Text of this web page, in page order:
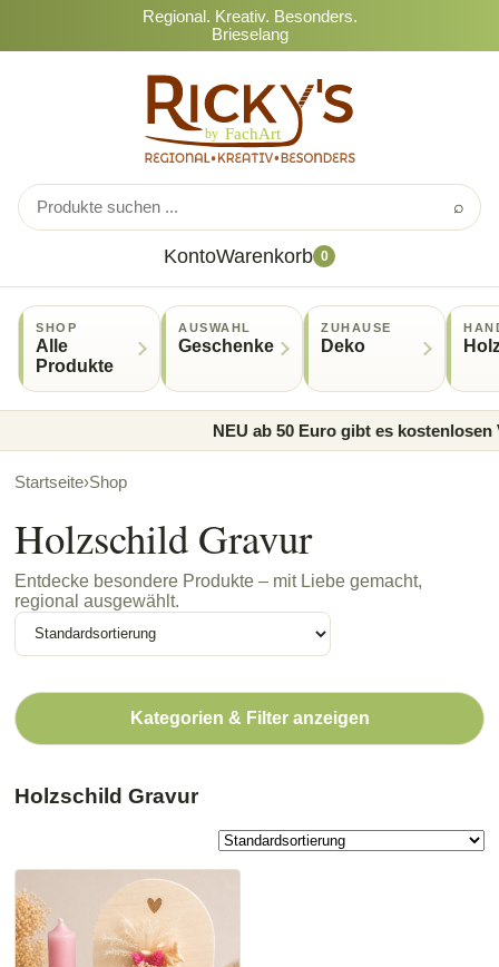
Regional. Kreativ. Besonders.
Brieselang
⌕
KontoWarenkorb 0
SHOP
Alle
Produkte
AUSWAHL
Geschenke
ZUHAUSE
Deko
NEU ab 50 Euro gibt es kostenlosen
Startseite›Shop
Holzschild Gravur
Entdecke besondere Produkte – mit Liebe gemacht,
regional ausgewählt.
Kategorien & Filter anzeigen
Holzschild Gravur